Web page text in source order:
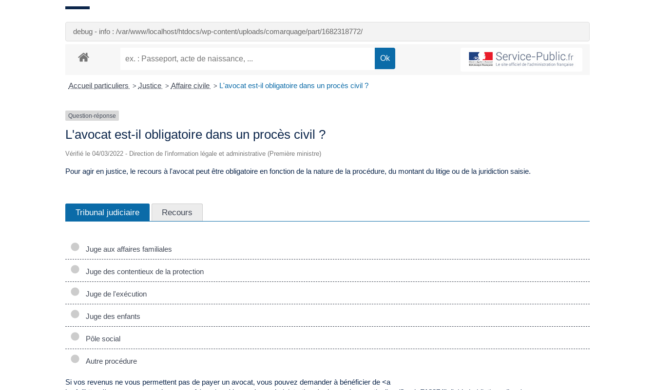
debug - info : /var/www/localhost/htdocs/wp-content/uploads/comarquage/part/1682318772/
Accueil particuliers > Justice > Affaire civile > L'avocat est-il obligatoire dans un procès civil ?
Question-réponse
L'avocat est-il obligatoire dans un procès civil ?
Vérifié le 04/03/2022 - Direction de l'information légale et administrative (Première ministre)
Pour agir en justice, le recours à l'avocat peut être obligatoire en fonction de la nature de la procédure, du montant du litige ou de la juridiction saisie.
Tribunal judiciaire Recours
Juge aux affaires familiales
Juge des contentieux de la protection
Juge de l'exécution
Juge des enfants
Pôle social
Autre procédure
Si vos revenus ne vous permettent pas de payer un avocat, vous pouvez demander à bénéficier de <a